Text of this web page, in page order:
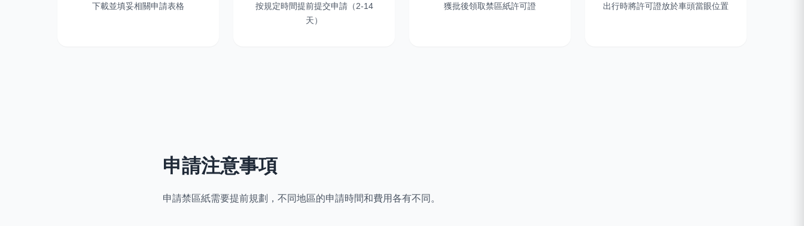
下載並填妥相關申請表格
按規定時間提前提交申請（2-14
天）
獲批後領取禁區紙許可證 出行時將許可證放於車頭當眼位置
申請注意事項
申請禁區紙需要提前規劃，不同地區的申請時間和費用各有不同。